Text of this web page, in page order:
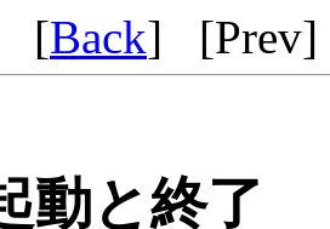
[Back] [Prev
動と終了